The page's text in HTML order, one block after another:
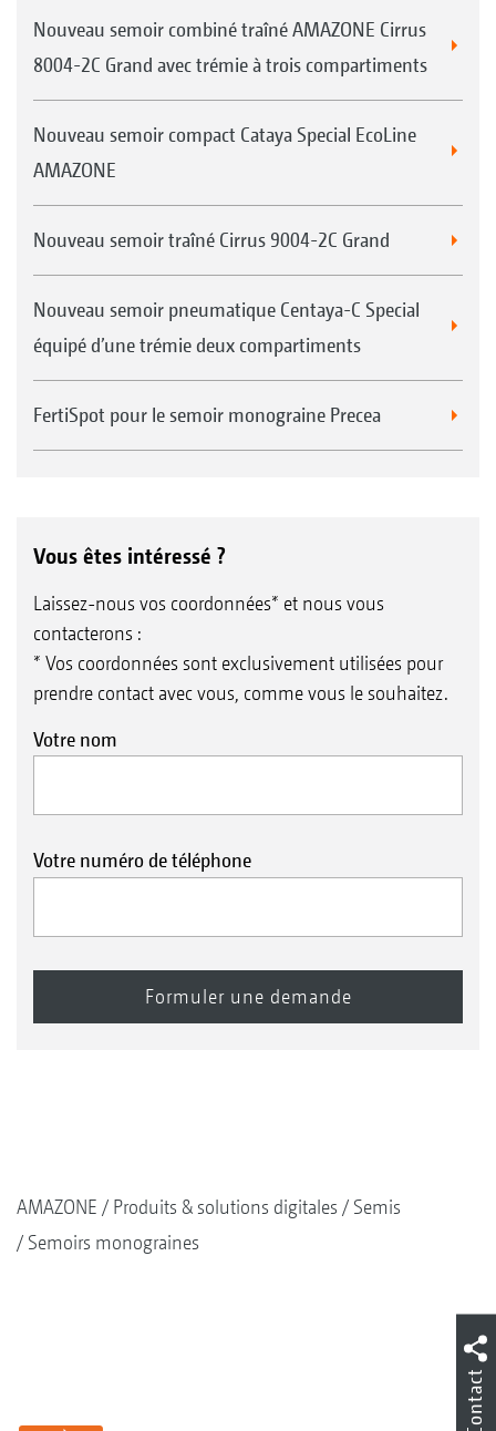
Nouveau semoir combiné traîné AMAZONE Cirrus
8004-2C Grand avec trémie à trois compartiments
Nouveau semoir compact Cataya Special EcoLine
AMAZONE
Nouveau semoir traîné Cirrus 9004-2C Grand
Nouveau semoir pneumatique Centaya-C Special
équipé d’une trémie deux compartiments
FertiSpot pour le semoir monograine Precea
Vous êtes intéressé ?
Laissez-nous vos coordonnées* et nous vous
contacterons :
* Vos coordonnées sont exclusivement utilisées pour
prendre contact avec vous, comme vous le souhaitez.
Votre nom
Votre numéro de téléphone
AMAZONE Produits & solutions digitales
Semis
Semoirs monograines
Contact